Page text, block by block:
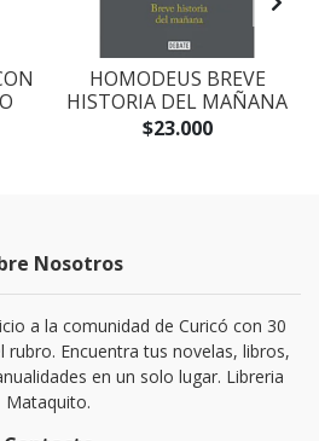
HOMODEUS BREVE
HISTORIA DEL MAÑANA
$23.000
Nosotros
a la comunidad de Curicó con 30
rubro. Encuentra tus novelas, libros,
en un solo lugar. Libreria
Mataquito.